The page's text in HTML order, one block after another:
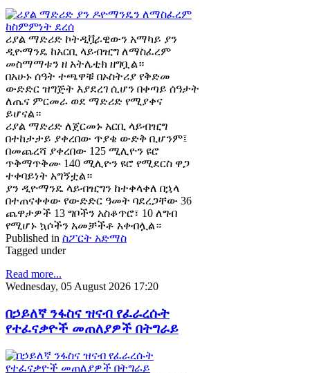
ሪያል ማድሪድ ኮትዲቯራዊውን አማካይ ያን
ዲዮማንዴ ከአርቢ ላይብዢግ ለማስፈረም
መስማማቱን ዘ አትሌቲክ ዘግቧል።
በአሁኑ ሰዓት ተጫዋቹ በኦስትሪያ የቅድመ
ውድድር ዝግጅት እያደረገ ሲሆን በቀጣይ ሰዓታት
ለጤና ምርመራ ወደ ማድሪድ የሚያቀና
ይሆናል።
ሪያል ማድሪድ ለጀርመኑ አርቢ ላይብዢግ
በተከታታይ ያቀረበው ጥያቄ ውድቅ ቢሆንም፤
በመጨረሻ ያቀረበው 125 ሚሊዮን ዩሮ
ጥቅማጥቅሙ 140 ሚሊዮን ዩሮ የሚደርስ ዋጋ
ተቀባይነት አግኝቷል።
ያን ዲዮማንዴ ላይብዢግን ከተቀላቀለ በኋላ
በተጠናቀቀው የውድድር ዓመት ባደረጋቸው 36
ጨዋታዎች 13 ግቦችን አስቆጥሮ፣ 10 ለግብ
የሚሆኑ ኳሶችን አመቻችቶ አቀብሏል።
Published in ስፖርት አድማስ
Tagged under
Read more...
Wednesday, 05 August 2026 17:20
በኃይለኛ ንፋስና ዝናብ የፈራረሱት
የተፈናቃዮች መጠለያዎች በትግራይ